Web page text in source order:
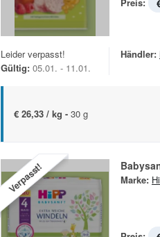
Preis:
Leider verpasst!
Gültig: 05.01. - 11.01.
Händler:
€ 26,33 / kg - 30 g
Verpasst! Marke: